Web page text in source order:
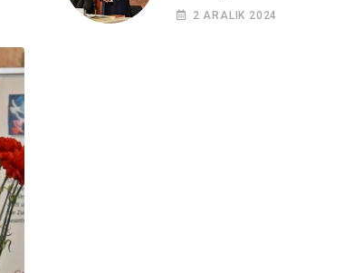
Cemevi’ndeydi
2 ARALIK 2024